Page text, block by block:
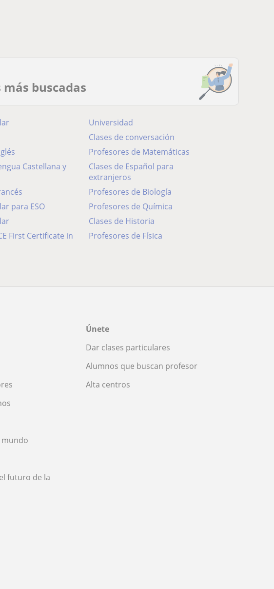
más buscadas
Universidad
Clases de conversación
Profesores de Matemáticas
Clases de Español para
extranjeros
Profesores de Biología
para ESO
Profesores de Química
Clases de Historia
Profesores de Física
mundo
futuro de la
Únete
Dar clases particulares
Alumnos que buscan profesor
Alta centros